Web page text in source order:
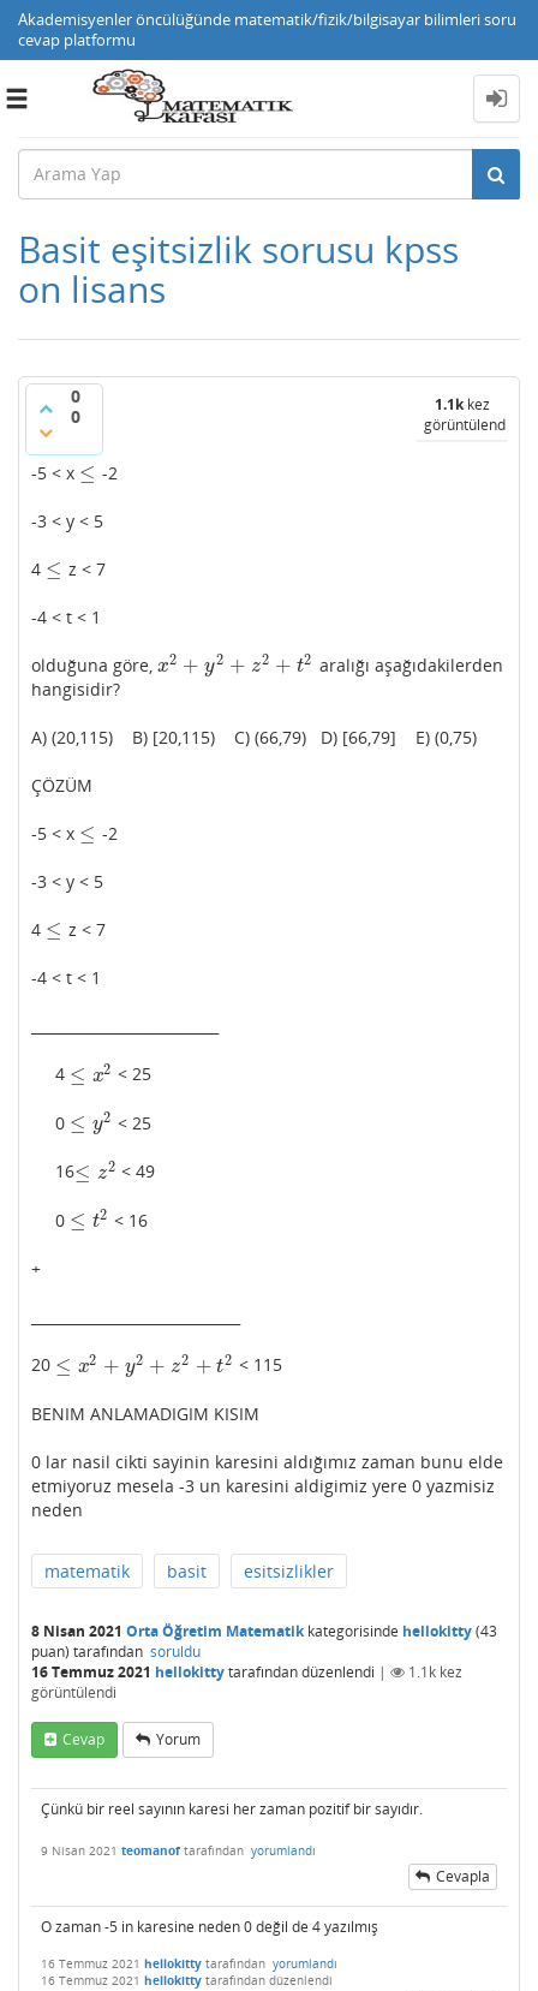
Akademisyenler öncülüğünde matematik/fizik/bilgisayar bilimleri soru
cevap platformu
Toggle
Basit eşitsizlik sorusu kpss
on lisans
0
0
1.1kkez
görüntülendi
-5 < x ≤
≤ -2
-3 < y < 5
4 ≤
≤ z < 7
-4 < t < 1
olduğuna göre, x2 + y2 + z2 + t2
x2+y2 +z2 +t 2
aralığı aşağıdakilerden
hangisidir?
A) (20,115) B) [20,115) C) (66,79) D) [66,79] E) (0,75)
ÇÖZÜM
-5 < x ≤
≤ -2
-3 < y < 5
4 ≤
≤ z < 7
-4 < t < 1
4 ≤
≤ x2
x2 < 25
0 ≤
≤ y2
y2 < 25
16≤
≤ z2
z2 < 49
0 ≤
≤ t2
t2 < 16
+
20 ≤
≤ x2 + y2 + z2 + t2
x2+y2 +z2+t 2 < 115
BENIM ANLAMADIGIM KISIM
0 lar nasil cikti sayinin karesini aldığımız zaman bunu elde
etmiyoruz mesela -3 un karesini aldigimiz yere 0 yazmisiz
neden
matematik basit esitsizlikler
8 Nisan 2021 Orta Öğretim Matematikkategorisinde hellokitty(43
puan) tarafından soruldu
16 Temmuz 2021 hellokittytarafındandüzenlendi | 1.1k kez
görüntülendi
Cevap Yorum
Çünkü bir reel sayının karesi her zaman pozitif bir sayıdır.
9 Nisan 2021 teomanof tarafından yorumlandı
Cevapla
O zaman -5 in karesine neden 0 değil de 4 yazılmış
16 Temmuz 2021 hellokitty tarafından yorumlandı
16 Temmuz 2021 hellokitty tarafından düzenlendi